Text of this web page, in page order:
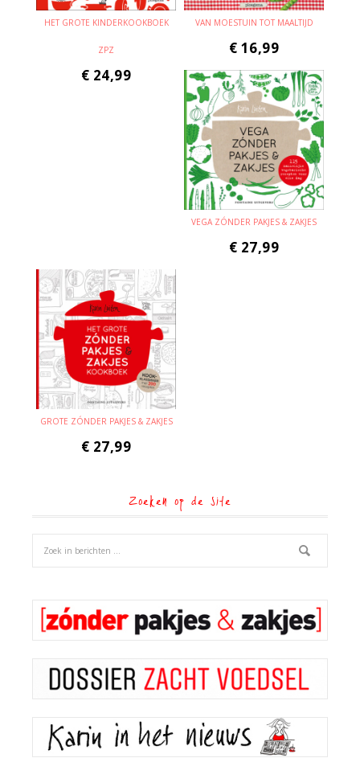
HET GROTE KINDERKOOKBOEK
ZPZ
€ 24,99
VAN MOESTUIN TOT MAALTIJD
€ 16,99
VEGA ZÓNDER PAKJES & ZAKJES
€ 27,99
GROTE ZÓNDER PAKJES & ZAKJES
€ 27,99
Zoeken op de site